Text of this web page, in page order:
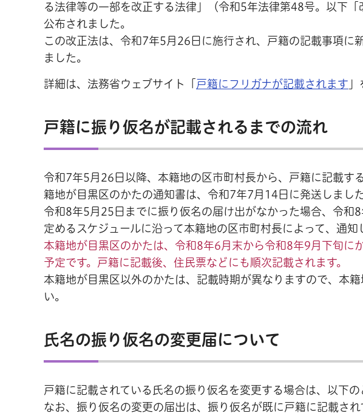
る法律等の一部を改正する法律」（令和5年法律第48号。以下
公布されました。
この改正法は、令和7年5月26日に施行され、戸籍の記載事項に
ました。
詳細は、法務省ウェブサイト「 戸籍にフリガナが記載されます
戸籍に振り仮名が記載されるまでの流れ
令和7年5月26日以降、本籍地の区市町村長から、戸籍に記載す
籍地が目黒区のかたの通知書は、令和7年7月14日に発送しました
令和8年5月25日までに振り仮名の届け出がなかった場合、令和
定めるスケジュールに沿って本籍地の区市町村長によって、通知
本籍地が目黒区のかたは、令和8年6月末から令和8年9月下旬に
予定です。戸籍に記載後、住民票などにも順次記載されます。
本籍地が目黒区以外のかたは、記載時期が異なりますので、本
い。
氏名の振り仮名の変更届について
戸籍に記載されている氏名の振り仮名を変更する場合は、以下の
なお、振り仮名の変更の届出は、振り仮名が既に戸籍に記載さ